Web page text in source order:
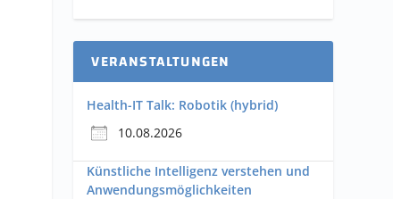
VERANSTALTUNGEN
Health-IT Talk: Robotik (hybrid)
10.08.2026
Künstliche Intelligenz verstehen und
Anwendungsmöglichkeiten